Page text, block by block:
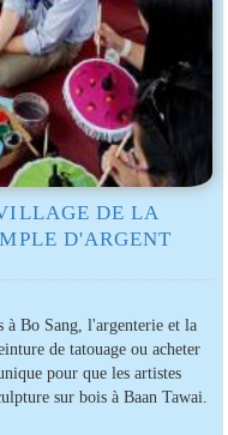
DE LA
D'ARGENT
Bo Sang, l'argenterie et la
de tatouage ou acheter
pour que les artistes
sur bois à Baan Tawai.